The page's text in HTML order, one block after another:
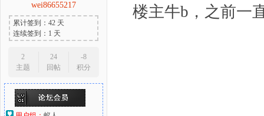
wei86655217
累计签到：42 天
连续签到：1 天
2
主题
24
回帖
-8
积分
楼主牛b，之前一